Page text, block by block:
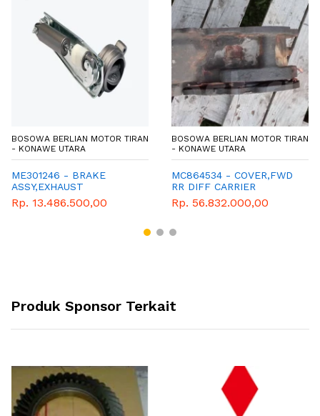
BOSOWA BERLIAN MOTOR TIRAN
- KONAWE UTARA
ME301246 - BRAKE
ASSY,EXHAUST
Rp. 13.486.500,00
BOSOWA BERLIAN MOTOR TIRAN
- KONAWE UTARA
MC864534 - COVER,FWD
RR DIFF CARRIER
Rp. 56.832.000,00
Produk Sponsor Terkait